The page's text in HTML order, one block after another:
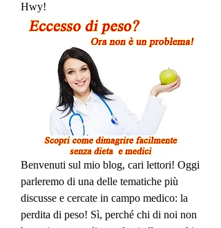
Hwy!
Benvenuti sul mio blog, cari lettori! Oggi
parleremo di una delle tematiche più
discusse e cercate in campo medico: la
perdita di peso! Sì, perché chi di noi non